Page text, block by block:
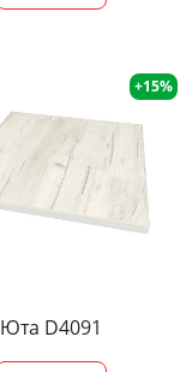
+15%
Юта D4091